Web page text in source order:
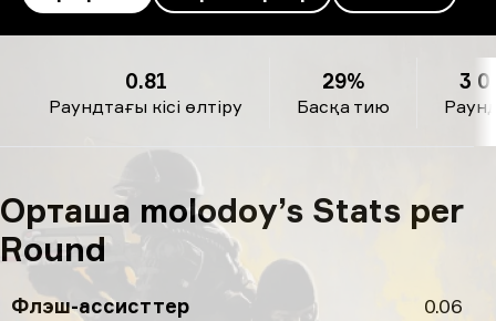
Раундтағы кісі өлтіру
0.81
Басқа тию
29% 3
Орташа molodoy’s Stats per
Round
Флэш-ассисттер 0.06